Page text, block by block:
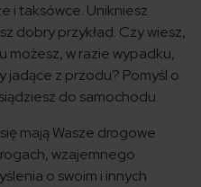
i taksówce. Unikniesz
dobry przykład. Czy wiesz,
możesz, w razie wypadku,
jadące z przodu? Pomyśl o
do samochodu.
mają Wasze drogowe
wzajemnego
o swoim i innych